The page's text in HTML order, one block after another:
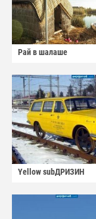
Рай в шалаше
Yellow subДРИЗИН